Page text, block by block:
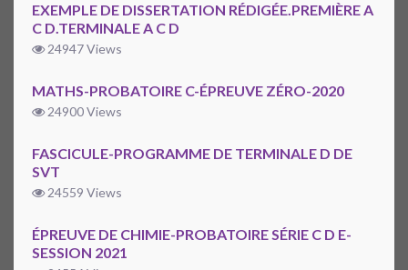
EXEMPLE DE DISSERTATION RÉDIGÉE.PREMIÈRE A
C D.TERMINALE A C D
24947 Views
MATHS-PROBATOIRE C-ÉPREUVE ZÉRO-2020
24900 Views
FASCICULE-PROGRAMME DE TERMINALE D DE
SVT
24559 Views
ÉPREUVE DE CHIMIE-PROBATOIRE SÉRIE C D E-
SESSION 2021